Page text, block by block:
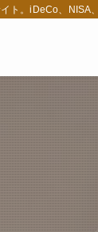
ト。iDeCo、NISA